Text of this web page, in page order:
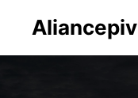
Aliancepiv